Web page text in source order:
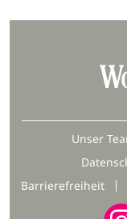
Unser
Barrierefreiheit